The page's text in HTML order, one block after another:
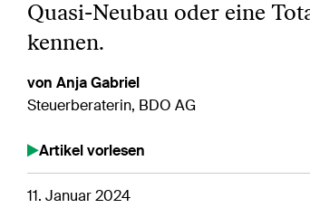
Quasi-Neubau oder eine
kennen.
von Anja Gabriel
Steuerberaterin, BDO AG
Artikel vorlesen
11. Januar 2024